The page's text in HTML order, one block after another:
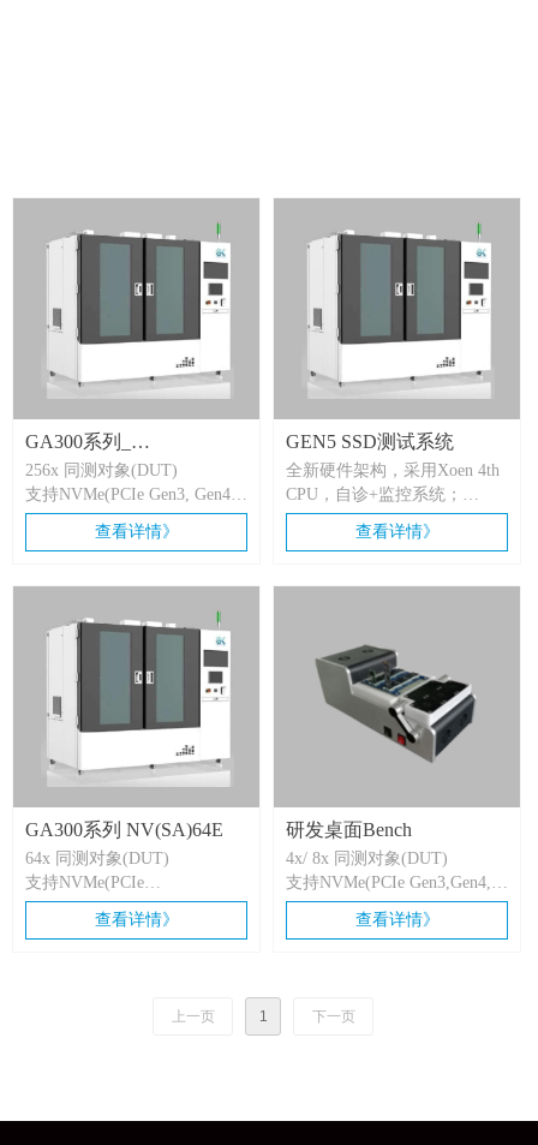
GA300系列_
NV(SA)256BI
256x 同测对象(DUT)
支持NVMe(PCIe Gen3, Gen4,
Gen5), SATA/SAS
支持多种接口规格 AIC、
SATA/SAS
查看详情》
GEN5 SSD测试系统
全新硬件架构，采用Xoen 4th
CPU，自诊+监控系统；
支持32GT/s，；
电流电压测试精度：16bit
1mV；
查看详情》
GA300系列 NV(SA)64E
64x 同测对象(DUT)
支持NVMe(PCIe
Gen3,Gen4,Gen5)，
SATA/SAS(不同机台型号)
查看详情》
研发桌面Bench
4x/ 8x 同测对象(DUT)
支持NVMe(PCIe Gen3,Gen4,
Gen5)，SATA/SAS
查看详情》
上一页 1 下一页